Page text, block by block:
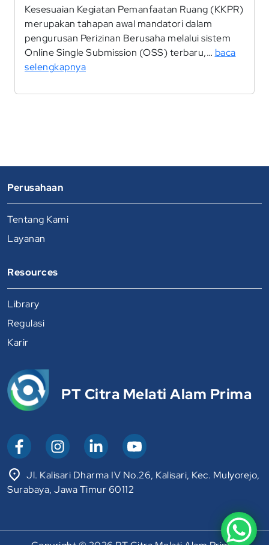
Kesesuaian Kegiatan Pemanfaatan Ruang (KKPR)
merupakan tahapan awal mandatori dalam
pengurusan Perizinan Berusaha melalui sistem
Online Single Submission (OSS) terbaru,… baca
selengkapnya
PT Citra Melati Alam Prima
Jl. Kalisari Dharma IV No.26, Kalisari, Kec. Mulyorejo,
Surabaya, Jawa Timur 60112
Perusahaan
Tentang Kami
Layanan
Resources
Library
Regulasi
Karir